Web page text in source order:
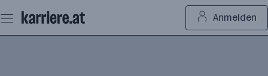
Seiteninhalt
springen
Anmelden